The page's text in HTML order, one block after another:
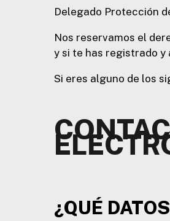
Delegado Protección
Nos reservamos el
y si te has registrado
Si eres alguno de los
¿QUÉ